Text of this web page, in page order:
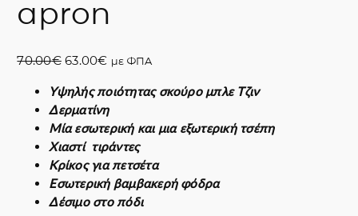
apron
70.00€ O
i
g
i
n
a
l
p
63.00€Η
ρ
έ
χ
ο
υ
σ
α
με ΦΠΑ
Υψηλής ποιότητας σκούρο μπλε Τζιν
Δερματίνη
Μία εσωτερική και μια εξωτερική τσέπη
Χιαστί τιράντες
Κρίκος για πετσέτα
Εσωτερική βαμβακερή φόδρα
Δέσιμο στο πόδι